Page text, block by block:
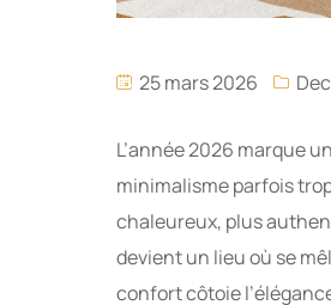
25 mars 2026
L’année 2026 marque
minimalisme parfois
chaleureux, plus
devient un lieu où se
confort côtoie